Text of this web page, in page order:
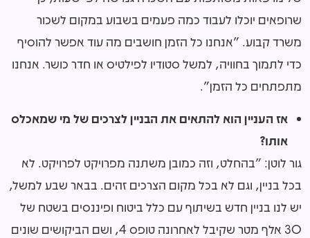
שרופאים יוכלו לעבוד כמה פעמים בשבוע במקום לשכור
משרד קבוע. "אנחנו כל הזמן חושבים מה עוד אפשר להוסיף
כדי לתמוך בחוויה, למשל סטודיו לפילטיס או חדר כושר. אנחנו
מתפתחים כל הזמן".
אז העניין הוא להתאים את הבניין לצרכים של מי שמאכלס
אותו?
גור לוטן: "בהחלט, וזה כמובן משתנה מפרויקט לפרויקט. לא
בכל בניין, וגם לא בכל מקום הצרכים זהים. בבאר שבע למשל,
יש לנו בניין חדש בשיתוף עם כלל ביטוח ופיננסים בשטח של
30 אלף מטר שקיבל לאחרונה טופס 4, ושם הביקושים שונים